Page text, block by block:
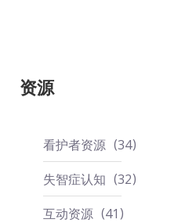
资源
看护者资源
34
失智症认知
32
互动资源
41